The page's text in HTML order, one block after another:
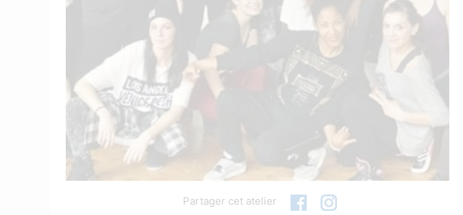
Partager cet atelier